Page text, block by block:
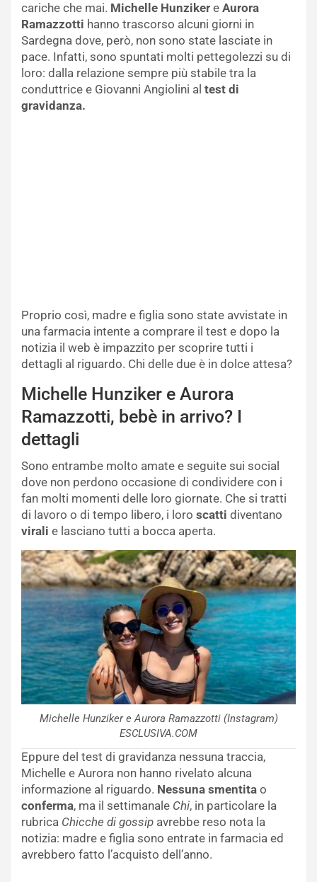
cariche che mai. Michelle Hunziker e Aurora
Ramazzotti hanno trascorso alcuni giorni in
Sardegna dove, però, non sono state lasciate in
pace. Infatti, sono spuntati molti pettegolezzi su di
loro: dalla relazione sempre più stabile tra la
conduttrice e Giovanni Angiolini al test di
gravidanza.
Proprio così, madre e figlia sono state avvistate in
una farmacia intente a comprare il test e dopo la
notizia il web è impazzito per scoprire tutti i
dettagli al riguardo. Chi delle due è in dolce attesa?
Michelle Hunziker e Aurora
Ramazzotti, bebè in arrivo? I
dettagli
Sono entrambe molto amate e seguite sui social
dove non perdono occasione di condividere con i
fan molti momenti delle loro giornate. Che si tratti
di lavoro o di tempo libero, i loro scatti diventano
virali e lasciano tutti a bocca aperta.
Michelle Hunziker e Aurora Ramazzotti (Instagram)
ESCLUSIVA.COM
Eppure del test di gravidanza nessuna traccia,
Michelle e Aurora non hanno rivelato alcuna
informazione al riguardo. Nessuna smentita o
conferma, ma il settimanale Chi, in particolare la
rubrica Chicche di gossip avrebbe reso nota la
notizia: madre e figlia sono entrate in farmacia ed
avrebbero fatto l’acquisto dell’anno.